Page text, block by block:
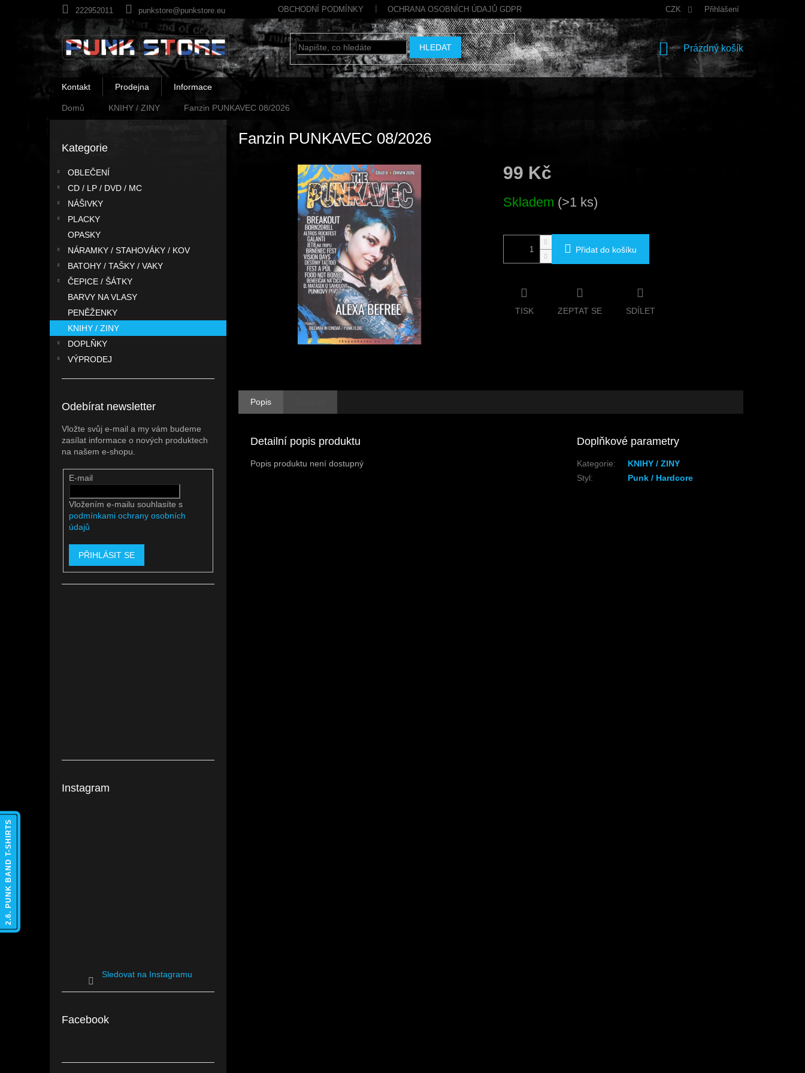
222952011 punkstore@punkstore.eu OBCHODNÍ PODMÍNKY OCHRANA OSOBNÍCH ÚDAJŮ GDPR CZK Přihlášení
HLEDAT
NÁKUPNÍ
KOŠÍK
Prázdný košík
Kontakt Prodejna Informace
Domů KNIHY / ZINY Fanzin PUNKAVEC 08/2026
Přeskočit
Kategorie
OBLEČENÍ
CD / LP / DVD / MC
NÁŠIVKY
PLACKY
OPASKY
NÁRAMKY / STAHOVÁKY / KOV
BATOHY / TAŠKY / VAKY
ČEPICE / ŠÁTKY
BARVY NA VLASY
PENĚŽENKY
KNIHY / ZINY
DOPLŇKY
VÝPRODEJ
Odebírat newsletter
Vložte svůj e-mail a my vám budeme
zasílat informace o nových produktech
na našem e-shopu.
E-mail
Vložením e-mailu souhlasíte s
podmínkami ochrany osobních
údajů
PŘIHLÁSIT SE
Instagram
Sledovat na Instagramu
Facebook
Fanzin PUNKAVEC 08/2026
99 Kč
cena:
Skladem (>1 ks)
Přidat do košíku
TISK ZEPTAT SE SDÍLET
Popis
Detailní popis produktu
Popis produktu není dostupný
Doplňkové parametry
Kategorie:
KNIHY / ZINY
Styl: Punk / Hardcore
2.6. PUNK BAND T-SHIRTS